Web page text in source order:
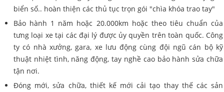
biển số.. hoàn thiện các thủ tục trọn gói "chìa khóa trao tay"
Bảo hành 1 năm hoặc 20.000km hoặc theo tiêu chuẩn của
tưng loại xe tại các đại lý được ủy quyền trên toàn quốc. Công
ty có nhà xưởng, gara, xe lưu động cùng đội ngũ cán bộ kỹ
thuật nhiệt tình, năng động, tay nghề cao bảo hành sửa chữa
tận nơi.
Đóng mới, sửa chữa, thiết kế mới cải tạo thay thế các sản